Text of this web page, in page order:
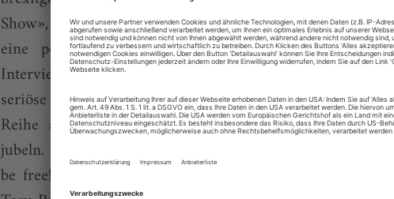
Show», habe die Parole ausgegeben, dass nun, wo
eine positive Haltung dazu erwartet werde. Mal
Interviewgast ein «Machen wir also das Beste
seriöse Nachrichtensendung am Tag, an dem der
Reihe ausschließlich Brexit-glücklicher Menschen
jubeln. So trompetete ein Waliser Bauer «I’m happy to
be free!» Das wurde an undifferenzierter Abneigung